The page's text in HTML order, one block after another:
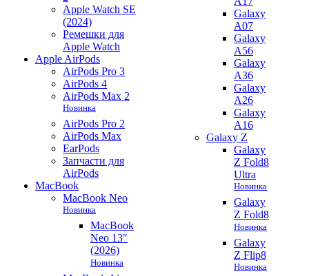
Apple Watch SE
(2024)
Ремешки для
Apple Watch
Apple AirPods
AirPods Pro 3
AirPods 4
AirPods Max 2
Новинка
AirPods Pro 2
AirPods Max
EarPods
Запчасти для
AirPods
MacBook
MacBook Neo
Новинка
MacBook
Neo 13"
(2026)
Новинка
Galaxy
A07
Galaxy
A56
Galaxy
A36
Galaxy
A26
Galaxy
A16
Galaxy Z
Galaxy
Z Fold8
Ultra
Новинка
Galaxy
Z Fold8
Новинка
Galaxy
Z Flip8
Новинка